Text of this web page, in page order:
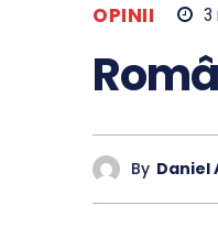
OPINII 3
By Daniel